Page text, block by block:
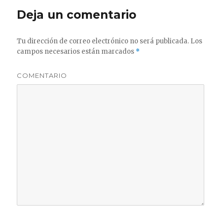
Deja un comentario
Tu dirección de correo electrónico no será publicada. Los
campos necesarios están marcados *
COMENTARIO